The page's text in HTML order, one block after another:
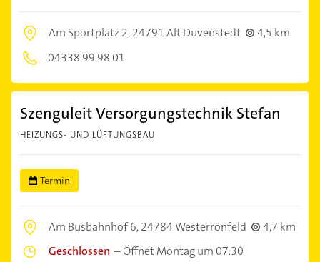
Am Sportplatz 2,24791 Alt Duvenstedt
4,5 km
04338 99 98 01
Szenguleit Versorgungstechnik Stefan
HEIZUNGS- UND LÜFTUNGSBAU
Termin
Am Busbahnhof 6,24784 Westerrönfeld
4,7 km
Geschlossen –Öffnet Montag um 07:30